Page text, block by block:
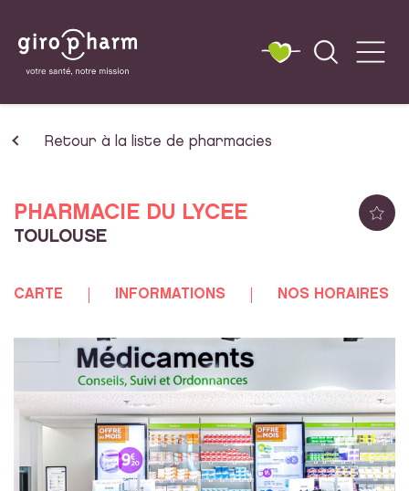
Retour à la liste de pharmacies
PHARMACIE DU LYCEE
TOULOUSE
CARTE INFORMATIONS NOS HORAIRES